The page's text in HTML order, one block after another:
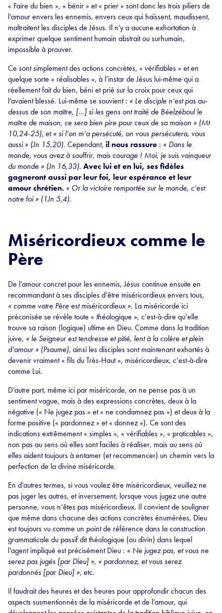
« Faire du bien », « bénir » et « prier » sont donc les trois piliers de
l’amour envers les ennemis, envers ceux qui haïssent, maudissent,
maltraitent les disciples de Jésus. Il n’y a aucune exhortation à
exprimer quelque sentiment humain abstrait ou surhumain,
impossible à prouver.
Ce sont simplement des actions concrètes, « vérifiables » et en
quelque sorte « réalisables », à l’instar de Jésus lui-même qui a
réellement fait du bien, béni et prié sur la croix pour ceux qui
l’avaient blessé. Lui-même se souvient : « Le disciple n’est pas au-
dessus de son maître, […] si les gens ont traité de Béelzéboul le
maître de maison, ce sera bien pire pour ceux de sa maison » (Mt
10,24-25), et« si l’on m’a persécuté, on vous persécutera, vous
aussi » (Jn 15,20). Cependant, il nous rassure : « Dans le
monde, vous avez à souffrir, mais courage ! Moi, je suis vainqueur
du monde » (Jn 16,33). Avec lui et en lui, ses fidèles
gagneront aussi par leur foi, leur espérance et leur
amour chrétien. « Or la victoire remportée sur le monde, c’est
notre foi » (1Jn 5,4).
Miséricordieux comme le
Père
De l’amour concret pour les ennemis, Jésus continue ensuite en
recommandant à ses disciples d’être miséricordieux envers tous,
« comme votre Père est miséricordieux ». La miséricorde ici
préconisée se révèle toute « théologique », c’est-à-dire qu’elle
trouve sa raison (logique) ultime en Dieu. Comme dans la tradition
juive, « le Seigneur est tendresse et pitié, lent à la colère et plein
d’amour » (Psaume), ainsi les disciples sont maintenant exhortés à
devenir vraiment « fils du Très-Haut », miséricordieux, c’est-à-dire
comme Lui.
D’autre part, même ici par miséricorde, on ne pense pas à un
sentiment vague, mais à des expressions concrètes, deux à la
négative (« Ne jugez pas » et « ne condamnez pas ») et deux à la
forme positive (« pardonnez » et « donnez »). Ce sont des
indications extrêmement « simples », « vérifiables », « praticables »,
non pas au sens où elles sont faciles à réaliser, mais au sens où
elles aident toujours à entamer (et recommencer) un chemin vers la
perfection de la divine miséricorde.
En d’autres termes, si vous voulez être miséricordieux, veuillez ne
pas juger les autres, et inversement, lorsque vous jugez une autre
personne, vous n’êtes pas miséricordieux. Il convient de souligner
que même dans chacune des actions concrètes énumérées, Dieu
est toujours vu comme un point de référence dans la construction
grammaticale du passif dit théologique (ou divin) dans lequel
l’agent impliqué est précisément Dieu : « Ne jugez pas, et vous ne
serez pas jugés [par Dieu] », « pardonnez, et vous serez
pardonnés [par Dieu] », etc.
Il faudrait des heures et des heures pour approfondir chacun des
aspects susmentionnés de la miséricorde et de l’amour, qui